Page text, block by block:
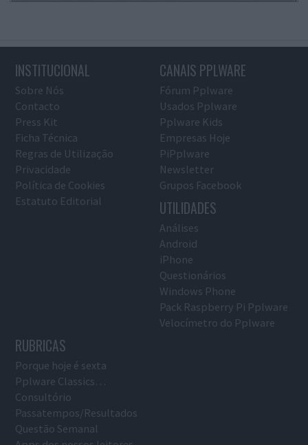
INSTITUCIONAL
Sobre Nós
Contacto
Press Kit
Ficha Técnica
Regras de Utilização
Privacidade
Política de Cookies
Estatuto Editorial
CANAIS PPLWARE
Fórum Pplware
Usados Pplware
Pplware Kids
Empresas Hoje
PiPplware
Newsletter
Grupos Facebook
UTILIDADES
Análises
Android
iPhone
Questionários
Windows Phone
Pack Raspberry Pi Pplware
Velocímetro do Pplware
RUBRICAS
Porque hoje é sexta
Pplware Classics…
Consultório
Passatempos/Resultados
Questão Semanal